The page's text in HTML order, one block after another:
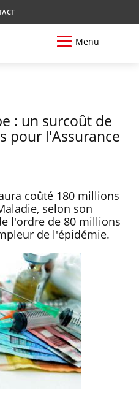
Menu
: un surcoût de
pour l'Assurance
coûté 180 millions
selon son
l'ordre de 80 millions
de l'épidémie.